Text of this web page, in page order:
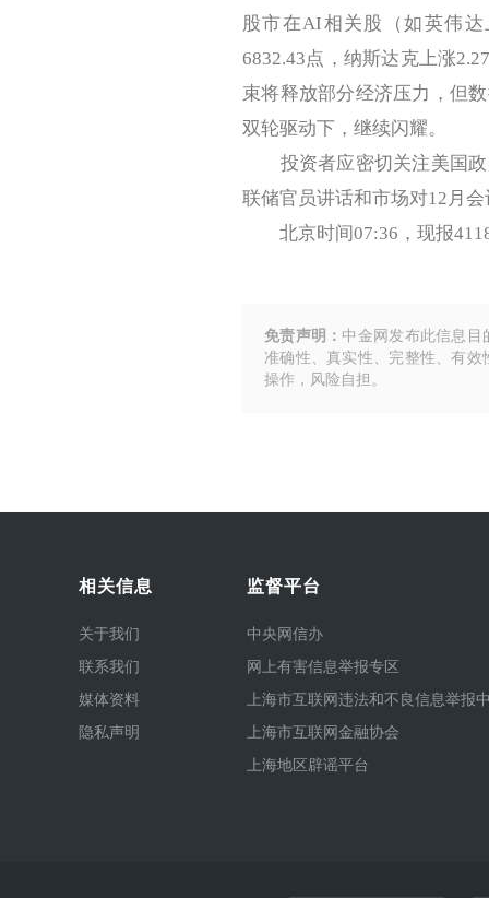
股市在AI相关股（如英伟达
6832.43点，纳斯达克上涨
束将释放部分经济压力，但
双轮驱动下，继续闪耀。
投资者应密切关注美国政
联储官员讲话和市场对12月
北京时间07:36，现报
免责声明： 中金网发布此信息目
准确性、真实性、完整性、有
操作，风险自担。
相关信息
关于我们
联系我们
媒体资料
隐私声明
监督平台
中央网信办
网上有害信息举报专区
上海市互联网违法和不良信息举报
上海市互联网金融协会
上海地区辟谣平台